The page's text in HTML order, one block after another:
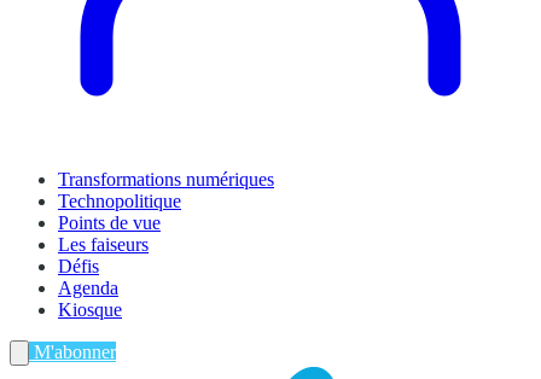
Transformations numériques
Technopolitique
Points de vue
Les faiseurs
Défis
Agenda
Kiosque
M'abonner